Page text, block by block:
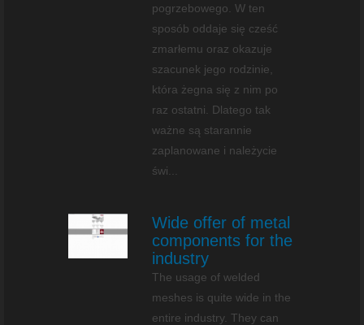
pogrzebowego. W ten
sposób oddaje się cześć
zmarłemu oraz okazuje
szacunek jego rodzinie,
która żegna się z nim po
raz ostatni. Dlatego tak
ważne są starannie
zaplanowane i należycie
świ...
Wide offer of metal
components for the
industry
The usage of welded
meshes is quite wide in the
entire industry. They can